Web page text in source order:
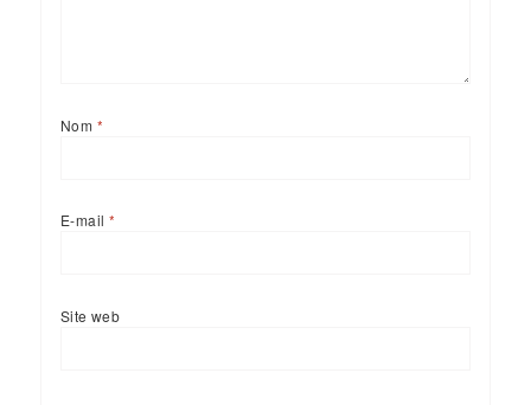
Nom *
E-mail *
Site web